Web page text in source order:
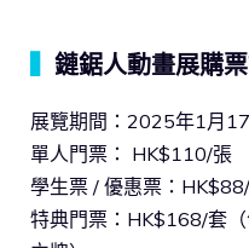
鏈鋸人動畫展購
展覽期間：2025年1月
單人門票： HK$110/張
學生票 / 優惠票：
特典門票：HK$168/套